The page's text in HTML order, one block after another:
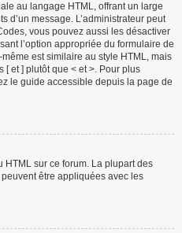
au langage HTML, offrant un large
d’un message. L’administrateur peut
vous pouvez aussi les désactiver
l’option appropriée du formulaire de
est similaire au style HTML, mais
[ et ] plutôt que < et >. Pour plus
le guide accessible depuis la page de
HTML sur ce forum. La plupart des
être appliquées avec les